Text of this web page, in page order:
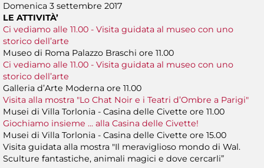
Domenica 3 settembre 2017
LE ATTIVITÀ’
Ci vediamo alle 11.00 - Visita guidata al museo con uno
storico dell’arte
Museo di Roma Palazzo Braschi ore 11.00
Ci vediamo alle 11.00 - Visita guidata al museo con uno
storico dell’arte
Galleria d’Arte Moderna ore 11.00
Visita alla mostra "Lo Chat Noir e i Teatri d’Ombre a Parigi"
Musei di Villa Torlonia - Casina delle Civette ore 11.00
Giochiamo insieme ... alla Casina delle Civette!
Musei di Villa Torlonia - Casina delle Civette ore 15.00
Visita guidata alla mostra "Il meraviglioso mondo di Wal.
Sculture fantastiche, animali magici e dove cercarli”